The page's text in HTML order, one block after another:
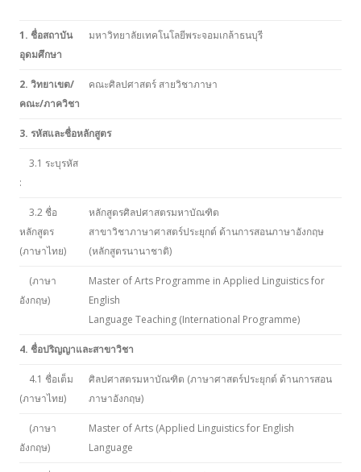
1. ชื่อสถาบัน
อุดมศึกษา
มหาวิทยาลัยเทคโนโลยีพระจอมเกล้าธนบุรี
2. วิทยาเขต/
คณะ/ภาควิชา
คณะศิลปศาสตร์ สายวิชาภาษา
3. รหัสและชื่อหลักสูตร
3.1 ระบุรหัส
:
3.2 ชื่อ
หลักสูตร
(ภาษาไทย)
หลักสูตรศิลปศาสตรมหาบัณฑิต
สาขาวิชาภาษาศาสตร์ประยุกต์ ด้านการสอนภาษาอังกฤษ
(หลักสูตรนานาชาติ)
(ภาษา
อังกฤษ)
Master of Arts Programme in Applied Linguistics for
English
Language Teaching (International Programme)
4. ชื่อปริญญาและสาขาวิชา
4.1 ชื่อเต็ม
(ภาษาไทย)
ศิลปศาสตรมหาบัณฑิต (ภาษาศาสตร์ประยุกต์ ด้านการสอน
ภาษาอังกฤษ)
(ภาษา
อังกฤษ)
Master of Arts (Applied Linguistics for English
Language